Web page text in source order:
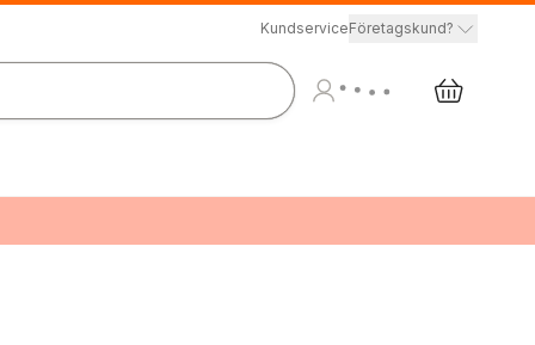
KundserviceFöretagskund?